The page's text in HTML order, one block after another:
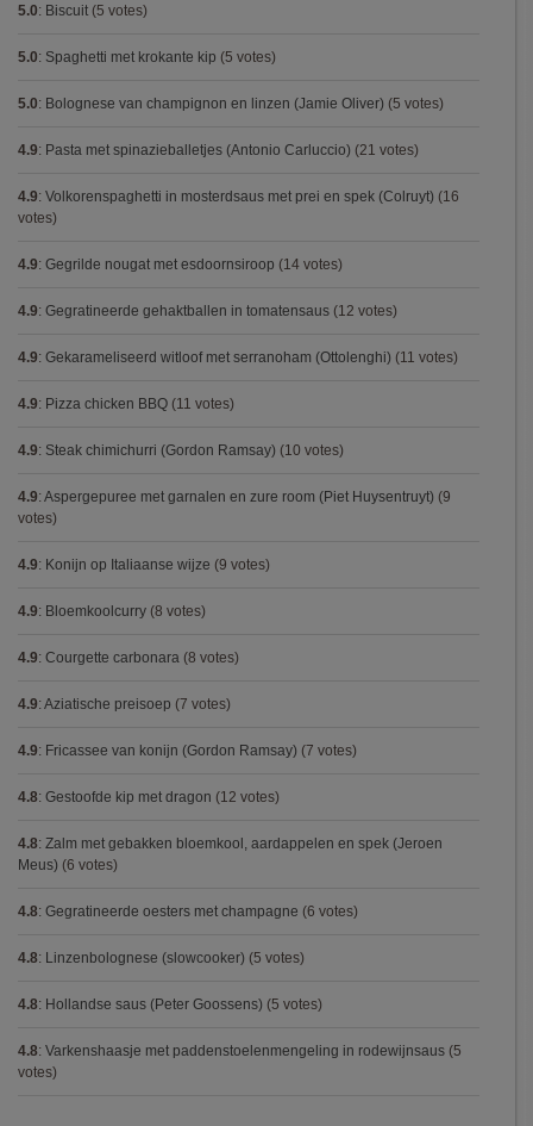
5.0: Biscuit (5 votes)
5.0: Spaghetti met krokante kip (5 votes)
5.0: Bolognese van champignon en linzen (Jamie Oliver) (5 votes)
4.9: Pasta met spinazieballetjes (Antonio Carluccio) (21 votes)
4.9: Volkorenspaghetti in mosterdsaus met prei en spek (Colruyt) (16
votes)
4.9: Gegrilde nougat met esdoornsiroop (14 votes)
4.9: Gegratineerde gehaktballen in tomatensaus (12 votes)
4.9: Gekarameliseerd witloof met serranoham (Ottolenghi) (11 votes)
4.9: Pizza chicken BBQ (11 votes)
4.9: Steak chimichurri (Gordon Ramsay) (10 votes)
4.9: Aspergepuree met garnalen en zure room (Piet Huysentruyt) (9
votes)
4.9: Konijn op Italiaanse wijze (9 votes)
4.9: Bloemkoolcurry (8 votes)
4.9: Courgette carbonara (8 votes)
4.9: Aziatische preisoep (7 votes)
4.9: Fricassee van konijn (Gordon Ramsay) (7 votes)
4.8: Gestoofde kip met dragon (12 votes)
4.8: Zalm met gebakken bloemkool, aardappelen en spek (Jeroen
Meus) (6 votes)
4.8: Gegratineerde oesters met champagne (6 votes)
4.8: Linzenbolognese (slowcooker) (5 votes)
4.8: Hollandse saus (Peter Goossens) (5 votes)
4.8: Varkenshaasje met paddenstoelenmengeling in rodewijnsaus (5
votes)